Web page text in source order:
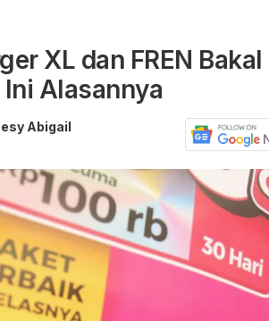
XL dan FREN Bakal
Alasannya
Abigail